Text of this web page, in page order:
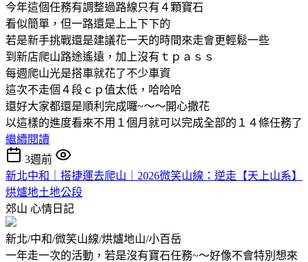
今年這個任務有調整過路線只有４顆寶石
看似簡單，但一路還是上上下下的
若是新手挑戰還是建議花一天的時間來走會更輕鬆一些
到新店爬山路途遙遠，加上沒有ｔｐａｓｓ
每週爬山光是搭車就花了不少車資
這次不走個４段ｃｐ值太低，哈哈哈
還好大家都還是順利完成囉~～～開心撒花
以這樣的進度看來不用１個月就可以完成全部的１４條任務了
繼續閱讀
3週前
新北中和｜搭捷運去爬山｜2026微笑山線：逆走【天上山系】
烘爐地土地公段
郊山 心情日記
新北/中和/微笑山線/烘爐地山/小百岳
一年走一次的活動，若是沒有寶石任務~～好像不會特別想來